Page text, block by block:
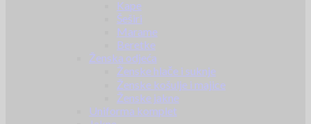
Kape
Šeširi
Marame
Beretke
Ženska odjeća
Ženske hlače i suknje
Ženske košulje i majice
Ženske jakne
Uniforma komplet